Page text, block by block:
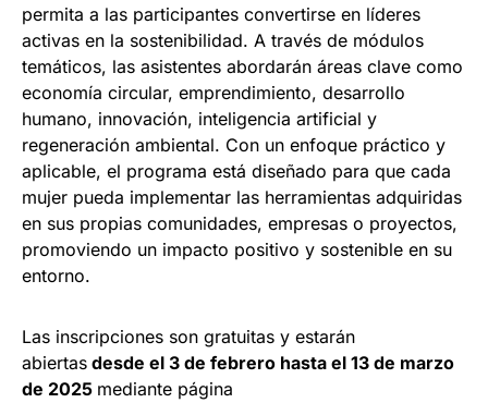
permita a las participantes convertirse en líderes
activas en la sostenibilidad. A través de módulos
temáticos, las asistentes abordarán áreas clave como
economía circular, emprendimiento, desarrollo
humano, innovación, inteligencia artificial y
regeneración ambiental. Con un enfoque práctico y
aplicable, el programa está diseñado para que cada
mujer pueda implementar las herramientas adquiridas
en sus propias comunidades, empresas o proyectos,
promoviendo un impacto positivo y sostenible en su
entorno.
Las inscripciones son gratuitas y estarán
abiertas desde el 3 de febrero hasta el 13 de marzo
de 2025 mediante página